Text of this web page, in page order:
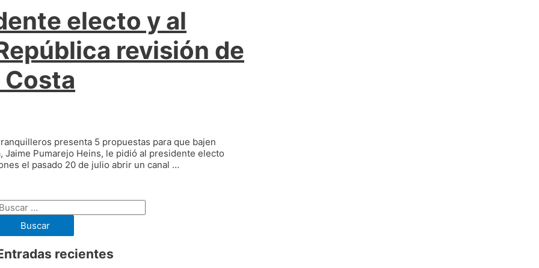
electo y al
revisión de
presenta 5 propuestas para que bajen
Pumarejo Heins, le pidió al presidente electo
el pasado 20 de julio abrir un canal …
Buscar:
recientes